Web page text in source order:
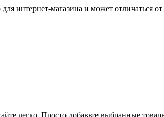
интернет-магазина и может отличаться
легко. Просто добавьте выбранные